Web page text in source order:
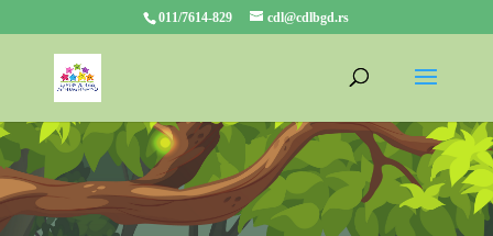
011/7614-829 cdl@cdlbgd.rs